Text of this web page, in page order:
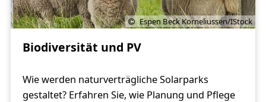
Espen Beck Korneliussen/IStock
Biodiversität und PV
Wie werden naturverträgliche Solarparks
gestaltet? Erfahren Sie, wie Planung und Pflege